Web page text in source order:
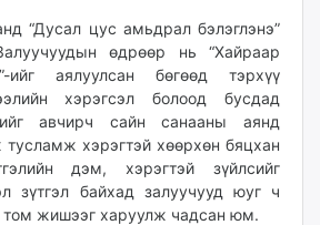
“Дусал цус амьдрал бэлэглэнэ”
өдрөөр нь “Хайраар
ийг аялуулсан бөгөөд тэрхүү
хэрэгсэл болоод бусдад
авчирч сайн санааны аянд
тусламж хэрэгтэй хөөрхөн бяцхан
дэм, хэрэгтэй зүйлсийг
зүтгэл байхад залуучууд юуг ч
том жишээг харуулж чадсан юм.